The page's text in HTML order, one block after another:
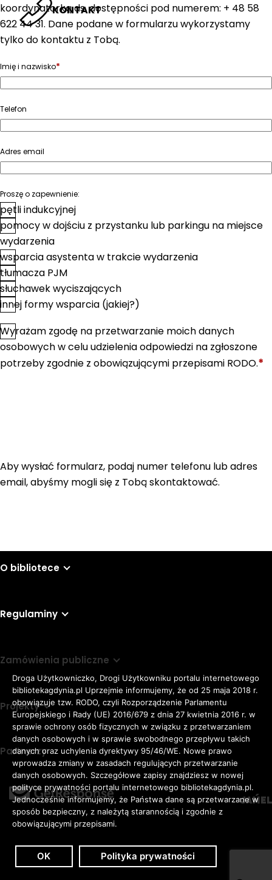
KONTAKT
Zaloguj Dostępność
Rozmiar
czcionki
Adomyślna czcionka
Awiększa czcionka
Aduża czcionka
KONTRAST:
ZWIĘKSZ
ODSTĘPY
W
koordynatorką ds. dostępności pod numerem: + 48 58
622 44 31. Dane podane w formularzu wykorzystamy
tylko do kontaktu z Tobą.
Imię i nazwisko*
Telefon
Adres email
Proszę o zapewnienie:
pętli indukcyjnej
pomocy w dojściu z przystanku lub parkingu na miejsce
wydarzenia
wsparcia asystenta w trakcie wydarzenia
tłumacza PJM
słuchawek wyciszających
innej formy wsparcia (jakiej?)
Zgoda*
Wyrażam zgodę na przetwarzanie moich danych
osobowych w celu udzielenia odpowiedzi na zgłoszone
potrzeby zgodnie z obowiązującymi przepisami RODO.*
Aby wysłać formularz, podaj numer telefonu lub adres
email, abyśmy mogli się z Tobą skontaktować.
O bibliotece
Regulaminy
Zamówienia publiczne
Projekty
Partnerzy
Droga Użytkowniczko, Drogi Użytkowniku portalu internetowego
bibliotekagdynia.pl Uprzejmie informujemy, że od 25 maja 2018 r.
obowiązuje tzw. RODO, czyli Rozporządzenie Parlamentu
Europejskiego i Rady (UE) 2016/679 z dnia 27 kwietnia 2016 r. w
sprawie ochrony osób fizycznych w związku z przetwarzaniem
danych osobowych i w sprawie swobodnego przepływu takich
danych oraz uchylenia dyrektywy 95/46/WE. Nowe prawo
wprowadza zmiany w zasadach regulujących przetwarzanie
danych osobowych. Szczegółowe zapisy znajdziesz w nowej
polityce prywatności portalu internetowego bibliotekagdynia.pl.
Jednocześnie informujemy, że Państwa dane są przetwarzane w
sposób bezpieczny, z należytą starannością i zgodnie z
obowiązującymi przepisami.
OK Polityka prywatności